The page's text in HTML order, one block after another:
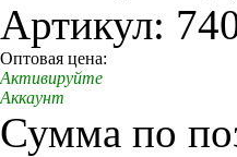
Артикул:
Оптовая цена:
Активируйте
Аккаунт
Сумма по